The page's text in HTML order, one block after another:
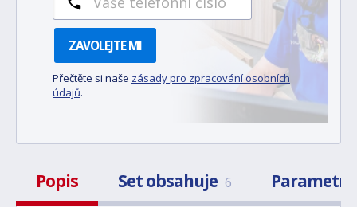
ZAVOLEJTE MI
Přečtěte si naše zásady pro zpracování osobních
údajů.
Popis Set obsahuje 6 Parametry